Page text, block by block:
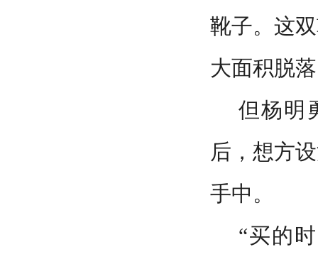
靴子。这
大面积脱
但杨明
后，想方
手中。
“买的